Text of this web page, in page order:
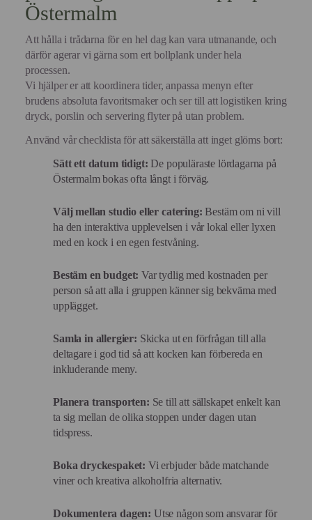
Östermalm
Att hålla i trådarna för en hel dag kan vara utmanande, och
därför agerar vi gärna som ert bollplank under hela
processen.
Vi hjälper er att koordinera tider, anpassa menyn efter
brudens absoluta favoritsmaker och ser till att logistiken kring
dryck, porslin och servering flyter på utan problem.
Använd vår checklista för att säkerställa att inget glöms bort:
Sätt ett datum tidigt:De populäraste lördagarna på
Östermalm bokas ofta långt i förväg.
Välj mellan studio eller catering:Bestäm om ni vill
ha den interaktiva upplevelsen i vår lokal eller lyxen
med en kock i en egen festvåning.
Bestäm en budget:Var tydlig med kostnaden per
person så att alla i gruppen känner sig bekväma med
upplägget.
Samla in allergier: Skicka ut en förfrågan till alla
deltagare i god tid så att kocken kan förbereda en
inkluderande meny.
Planera transporten: Se till att sällskapet enkelt kan
ta sig mellan de olika stoppen under dagen utan
tidspress.
Boka dryckespaket: Vi erbjuder både matchande
viner och kreativa alkoholfria alternativ.
Dokumentera dagen: Utse någon som ansvarar för